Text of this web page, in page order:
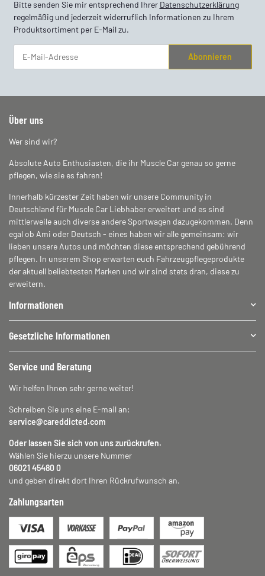
Bitte senden Sie mir entsprechend Ihrer Datenschutzerklärung
regelmäßig und jederzeit widerruflich Informationen zu Ihrem
Produktsortiment per E-Mail zu.
Abonnieren
Über uns
Wer sind wir?
Absolute Auto Enthusiasten, die ihr Muscle Car genau so gerne
pflegen, wie sie es fahren!
Innerhalb kürzester Zeit haben wir unsere Community in
Deutschland für Muscle Car Liebhaber erweitert und es sind
mittlerweile auch diverse andere Sportwagen dazugekommen. Denn
egal ob Ami oder Deutsch - eines haben wir alle gemeinsam: wir
lieben unsere Autos und möchten diese entsprechend gebührend
pflegen. In unserem Shop erwarten euch Fahrzeugpflegeprodukte
der aktuell beliebtesten Marken und wir sind stets dran, diese zu
erweitern.
Informationen
Gesetzliche Informationen
Service und Beratung
Wir helfen Ihnen sehr gerne weiter!
Schreiben Sie uns eine E-mail an:
service@careddicted.com
Oder lassen Sie sich von uns zurückrufen.
Wählen Sie hierzu unsere Nummer
06021 45480 0
und geben direkt dort Ihren Rückrufwunsch an.
Zahlungsarten